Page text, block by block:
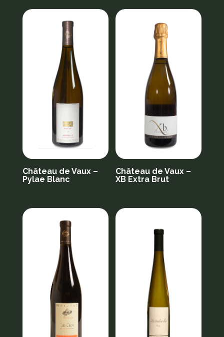
Château de Vaux –
Pylae Blanc
Château de Vaux –
XB Extra Brut